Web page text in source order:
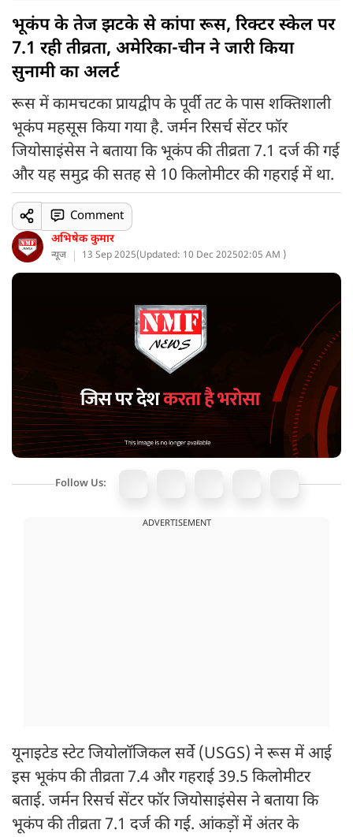
भूकंप के तेज झटके से कांपा रूस, रिक्टर स्केल पर
7.1 रही तीव्रता, अमेरिका-चीन ने जारी किया
सुनामी का अलर्ट
रूस में कामचटका प्रायद्वीप के पूर्वी तट के पास शक्तिशाली
भूकंप महसूस किया गया है. जर्मन रिसर्च सेंटर फॉर
जियोसाइंसेस ने बताया कि भूकंप की तीव्रता 7.1 दर्ज की गई
और यह समुद्र की सतह से 10 किलोमीटर की गहराई में था.
अभिषेक कुमार
न्यूज 13 Sep 2025(Updated: 10 Dec 202502:05 AM )
Comment
Follow Us:
ADVERTISEMENT
यूनाइटेड स्टेट जियोलॉजिकल सर्वे (USGS) ने रूस में आई
इस भूकंप की तीव्रता 7.4 और गहराई 39.5 किलोमीटर
बताई. जर्मन रिसर्च सेंटर फॉर जियोसाइंसेस ने बताया कि
भूकंप की तीव्रता 7.1 दर्ज की गई. आंकड़ों में अंतर के